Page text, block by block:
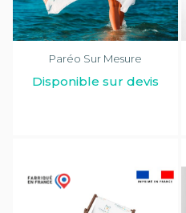
Paréo Sur Mesure
Disponible sur devis